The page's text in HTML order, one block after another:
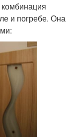
и погребе. Она